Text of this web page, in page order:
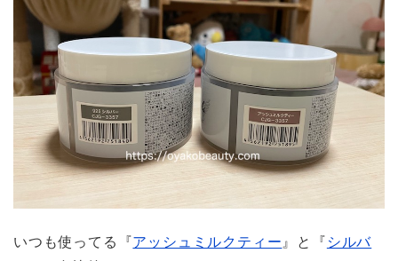
いつも使ってる『アッシュミルクティー 』と『 シルバ